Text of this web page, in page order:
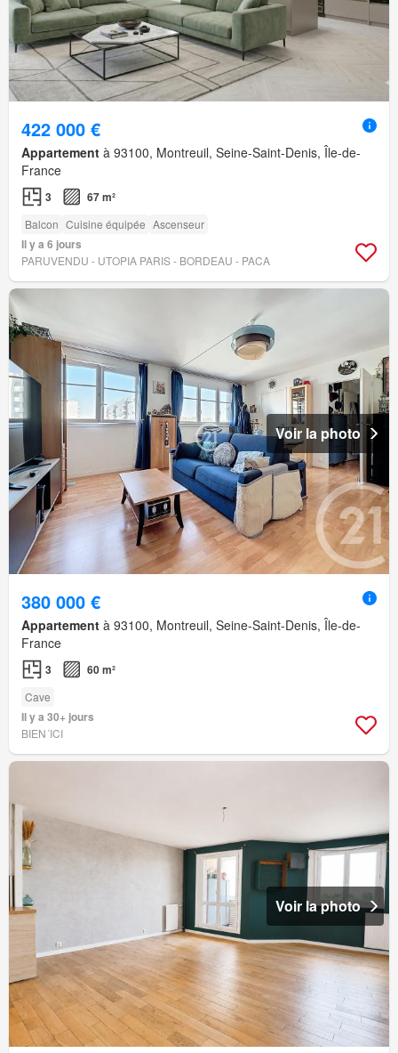
422 000 €
Appartement à 93100, Montreuil, Seine-Saint-Denis, Île-de-
France
3 67 m²
Balcon Cuisine équipée Ascenseur
Il y a 6 jours
PARUVENDU - UTOPIA PARIS - BORDEAU - PACA
Voir la photo
380 000 €
Appartement à 93100, Montreuil, Seine-Saint-Denis, Île-de-
France
3 60 m²
Cave
Il y a 30+ jours
BIEN´ICI
Voir la photo